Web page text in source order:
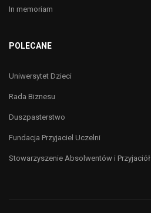
In memoriam
POLECANE
Uniwersytet Dzieci
Rada Biznesu
Duszpasterstwo
Fundacja Przyjaciel Uczelni
Stowarzyszenie Absolwentów i Przyjaciół